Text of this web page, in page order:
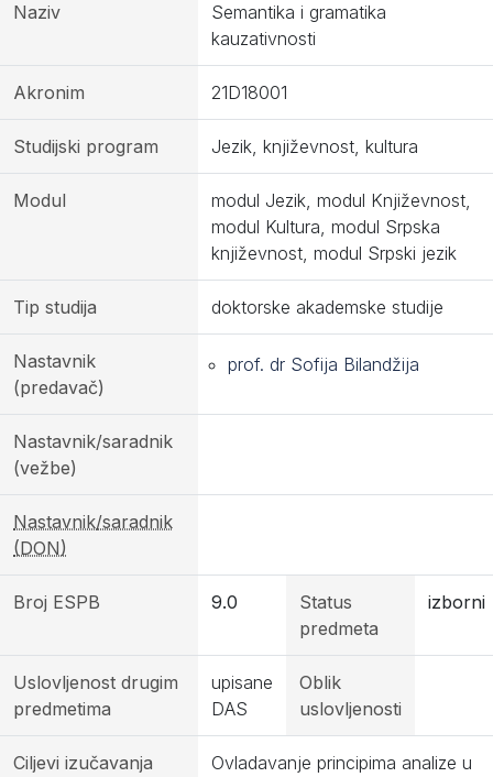
Naziv
Semantika i gramatika
kauzativnosti
Akronim 21D18001
Studijski program Jezik, književnost, kultura
Modul
modul Jezik, modul Književnost,
modul Kultura, modul Srpska
književnost, modul Srpski jezik
Tip studija doktorske akademske studije
Nastavnik
(predavač)
prof. dr Sofija Bilandžija
Nastavnik/saradnik
(vežbe)
Nastavnik/saradnik
(DON)
Broj ESPB 9.0
Status
predmeta
izborni
Uslovljenost drugim
predmetima
upisane
DAS
Oblik
uslovljenosti
Ciljevi izučavanja
Ovladavanje principima analize u